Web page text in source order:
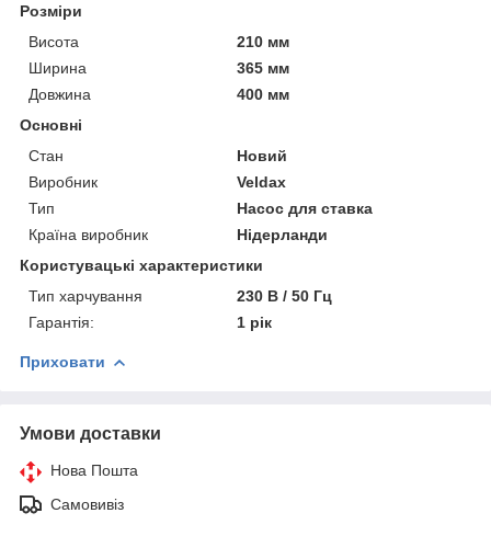
Розміри
Висота
210 мм
Ширина
365 мм
Довжина
400 мм
Основні
Стан
Новий
Виробник
Veldax
Тип
Насос для ставка
Країна виробник
Нідерланди
Користувацькі характеристики
Тип харчування
230 В / 50 Гц
Гарантія:
1 рік
Приховати
Умови доставки
Нова Пошта
Самовивіз